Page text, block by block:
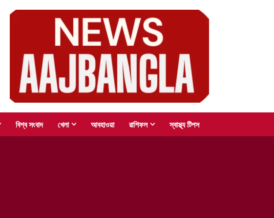
বিশ্ব সংবাদ খেলা আবহাওয়া রাশিফল স্বাস্থ্য টিপস